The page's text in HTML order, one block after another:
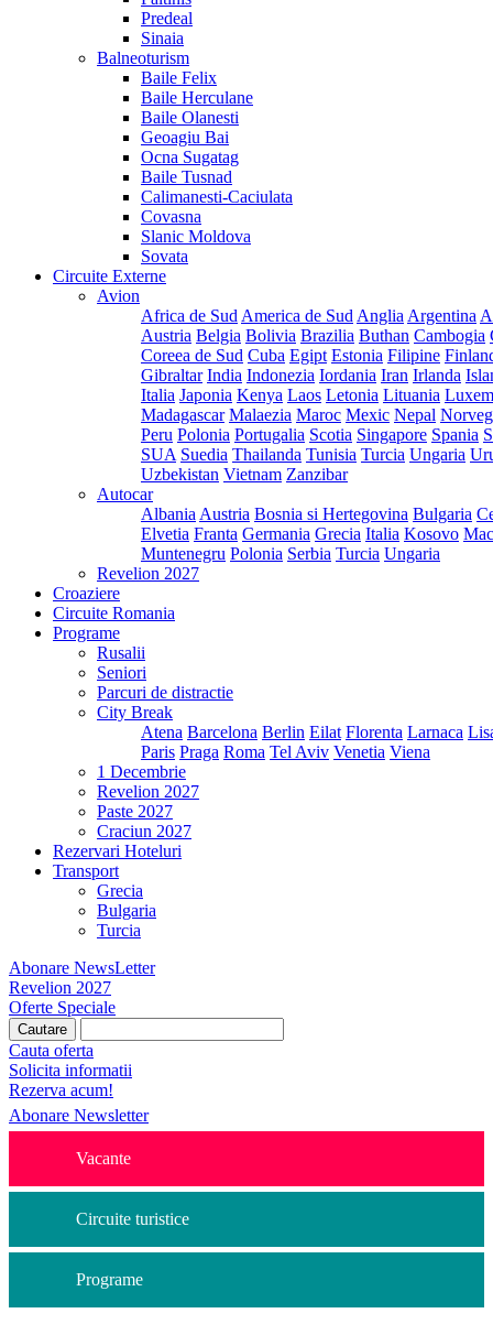
Predeal
Sinaia
Balneoturism
Baile Felix
Baile Herculane
Baile Olanesti
Geoagiu Bai
Ocna Sugatag
Baile Tusnad
Calimanesti-Caciulata
Covasna
Slanic Moldova
Sovata
Circuite Externe
Avion
Africa de Sud America de Sud Anglia Argentina
Austria Belgia Bolivia Brazilia Buthan Cambogia
Coreea de Sud Cuba Egipt Estonia Filipine
Gibraltar India Indonezia Iordania Iran Irlanda
Italia Japonia Kenya Laos Letonia Lituania
Madagascar Malaezia Maroc Mexic Nepal
Peru Polonia Portugalia Scotia Singapore Spania
SUA Suedia Thailanda Tunisia Turcia Ungaria
Uzbekistan Vietnam Zanzibar
Autocar
Albania Austria Bosnia si Hertegovina Bulgaria
Elvetia Franta Germania Grecia Italia Kosovo
Muntenegru Polonia Serbia Turcia Ungaria
Revelion 2027
Croaziere
Circuite Romania
Programe
Rusalii
Seniori
Parcuri de distractie
City Break
Atena Barcelona Berlin Eilat Florenta Larnaca
Paris Praga Roma Tel Aviv Venetia Viena
1 Decembrie
Revelion 2027
Paste 2027
Craciun 2027
Rezervari Hoteluri
Transport
Grecia
Bulgaria
Turcia
Abonare NewsLetter
Revelion 2027
Oferte Speciale
Cauta oferta
Solicita informatii
Rezerva acum!
Abonare Newsletter
Vacante
Circuite turistice
Programe